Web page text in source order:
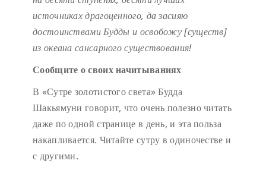
источниках драгоценного, да засияю
достоинствами Будды и освобожу [существ]
из океана сансарного существования!
Сообщите о своих начитываниях
В «Сутре золотистого света» Будда
Шакьямуни говорит, что очень полезно читать
даже по одной странице в день, и эта польза
накапливается. Читайте сутру в одиночестве и
с другими.